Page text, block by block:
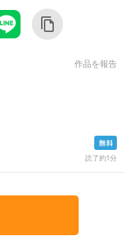
作品を報告
読了約1分